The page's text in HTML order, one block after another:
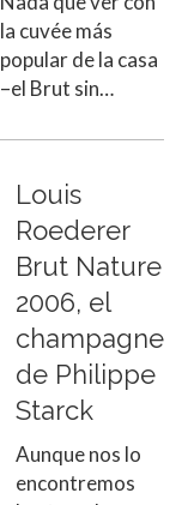
la cuvée más
popular de la casa
–el Brut sin…
Louis
Roederer
Brut Nature
2006, el
champagne
de Philippe
Starck
Aunque nos lo
encontremos